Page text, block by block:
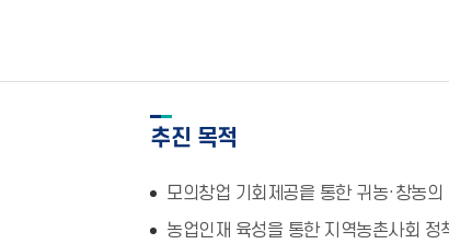
추진 목적
모의창업 기회제공읕 통한 귀농·창농
농업인재 육성을 통한 지역농촌사회 정